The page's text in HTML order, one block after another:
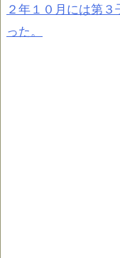
２年１０月には第
った。